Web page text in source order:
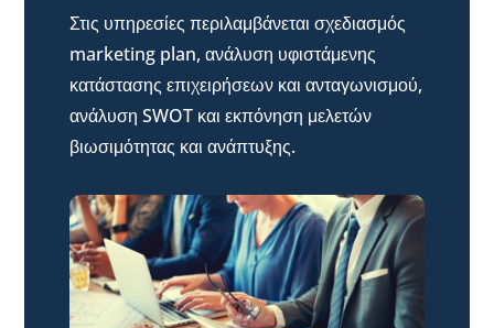
Στις υπηρεσίες περιλαμβάνεται σχεδιασμός
marketing plan, ανάλυση υφιστάμενης
κατάστασης επιχειρήσεων και ανταγωνισμού,
ανάλυση SWOT και εκπόνηση μελετών
βιωσιμότητας και ανάπτυξης.